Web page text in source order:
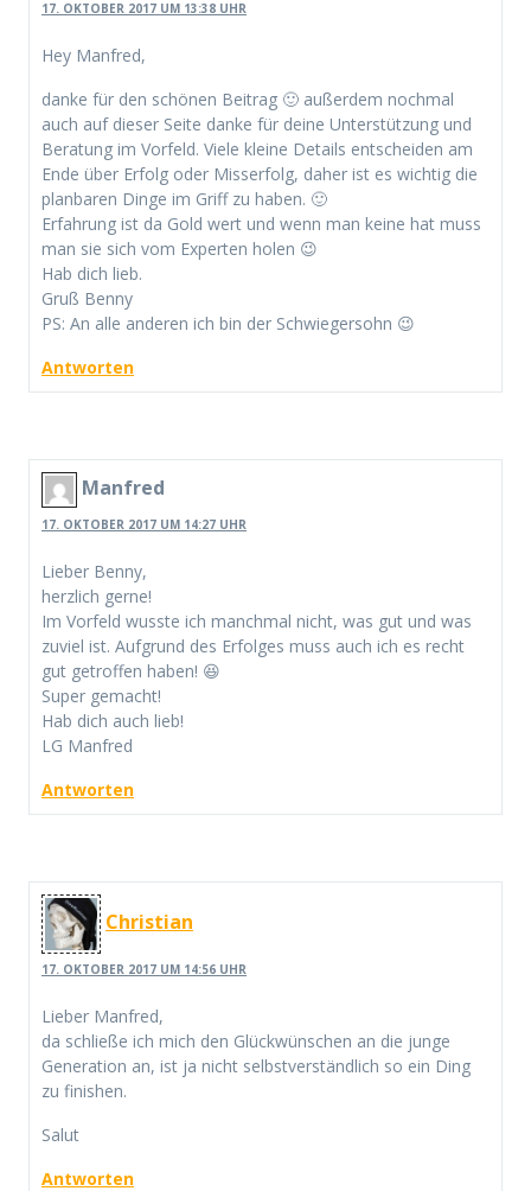
17. OKTOBER 2017 UM 13:38 UHR
Hey Manfred,
danke für den schönen Beitrag 🙂 außerdem nochmal
auch auf dieser Seite danke für deine Unterstützung und
Beratung im Vorfeld. Viele kleine Details entscheiden am
Ende über Erfolg oder Misserfolg, daher ist es wichtig die
planbaren Dinge im Griff zu haben. 🙂
Erfahrung ist da Gold wert und wenn man keine hat muss
man sie sich vom Experten holen 😉
Hab dich lieb.
Gruß Benny
PS: An alle anderen ich bin der Schwiegersohn 😉
Antworten
Manfred
17. OKTOBER 2017 UM 14:27 UHR
Lieber Benny,
herzlich gerne!
Im Vorfeld wusste ich manchmal nicht, was gut und was
zuviel ist. Aufgrund des Erfolges muss auch ich es recht
gut getroffen haben! 😆
Super gemacht!
Hab dich auch lieb!
LG Manfred
Antworten
Christian
17. OKTOBER 2017 UM 14:56 UHR
Lieber Manfred,
da schließe ich mich den Glückwünschen an die junge
Generation an, ist ja nicht selbstverständlich so ein Ding
zu finishen.
Salut
Antworten